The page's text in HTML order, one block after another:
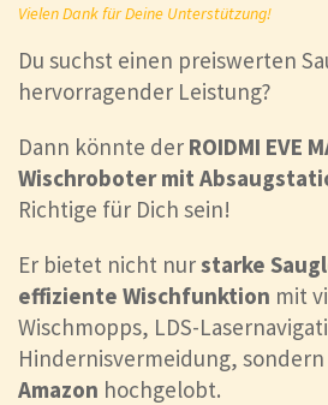
Vielen Dank für Deine Unterstützung!
Du suchst einen preiswerten
hervorragender Leistung?
Dann könnte der ROIDMI EVE
Wischroboter mit
Richtige für Dich sein!
Er bietet nicht nurstarke
effiziente Wischfunktion mit
Wischmopps, LDS-
Hindernisvermeidung,
Amazon hochgelobt.